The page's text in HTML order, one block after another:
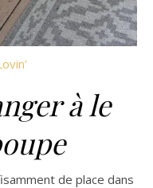
à le
de place dans